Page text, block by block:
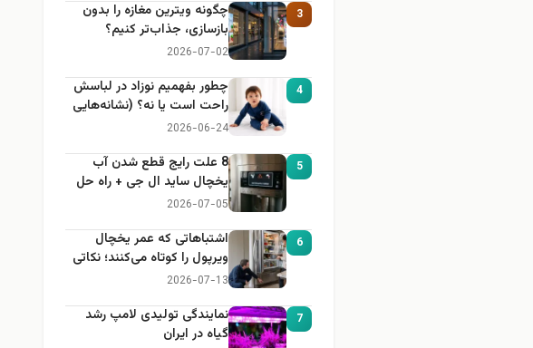
3
چگونه ویترین مغازه را بدون
بازسازی، جذاب‌تر کنیم؟
2026-07-02
4
چطور بفهمیم نوزاد در لباسش
راحت است یا نه؟ (نشانه‌هایی
که هر مادر باید بداند)
2026-06-24
5
8 علت رایج قطع شدن آب
یخچال ساید ال جی + راه حل
2026-07-05
6
اشتباهاتی که عمر یخچال
ویرپول را کوتاه می‌کنند؛ نکاتی
که باید بدانید
2026-07-13
7
نمایندگی تولیدی لامپ رشد
گیاه در ایران